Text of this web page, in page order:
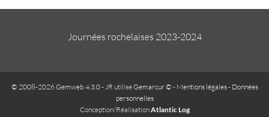
Journées rochelaises 2023-2024
© 2008-2026 Gemweb 4.3.0- JR utiliseGemarcur © - Mentions légales- Données
personnelles
Conception/RéalisationAtlantic Log